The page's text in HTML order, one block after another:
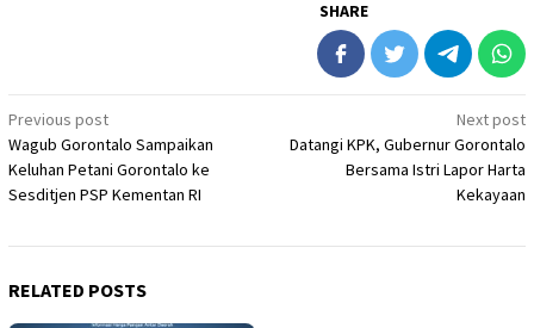
SHARE
Post
navigation
Previous post
Wagub Gorontalo Sampaikan
Keluhan Petani Gorontalo ke
Sesditjen PSP Kementan RI
Next post
Datangi KPK, Gubernur Gorontalo
Bersama Istri Lapor Harta
Kekayaan
RELATED POSTS